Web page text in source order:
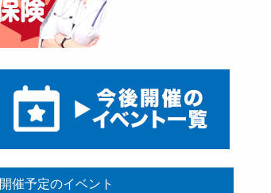
開催予定のイベント